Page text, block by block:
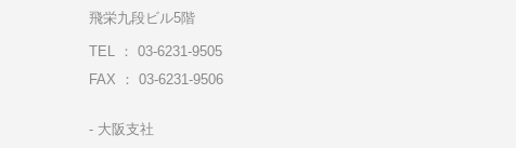
飛栄九段ビル5階
TEL ： 03-6231-9505
FAX ： 03-6231-9506
⼤阪⽀社